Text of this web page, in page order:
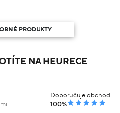
PRODUKTY
NA HEURECE
Doporučuje obchod
100%